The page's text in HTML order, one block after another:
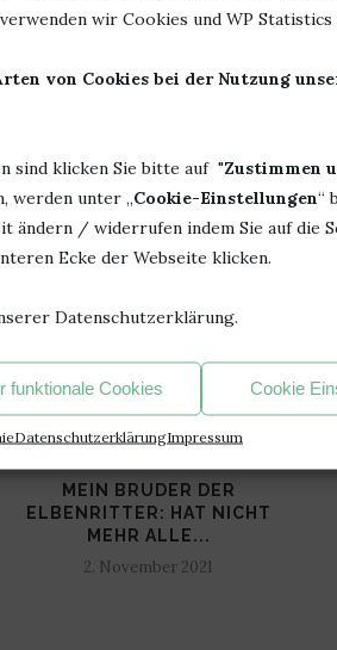
wir Cookies und WP Statistics
von Cookies bei der Nutzung
sind klicken Sie bitte auf "Zustimmen
werden unter „Cookie-Einstellungen“
ändern / widerrufen indem Sie auf die
Ecke der Webseite klicken.
Datenschutzerklärung.
funktionale Cookies Cookie
DatenschutzerklärungImpressum
MEIN BRUDER DER
ELBENRITTER: HAT NICHT
MEHR ALLE...
2. November 2021